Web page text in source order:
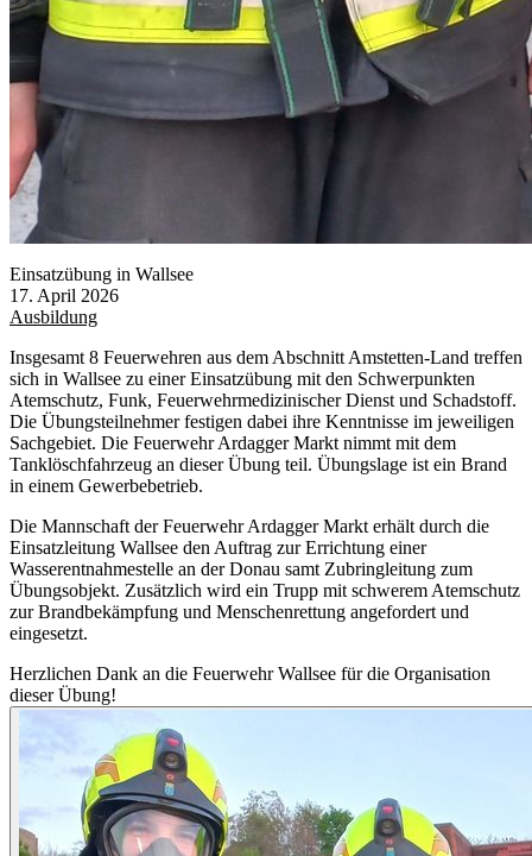
Einsatzübung in Wallsee
17. April 2026
Ausbildung
Insgesamt 8 Feuerwehren aus dem Abschnitt Amstetten-Land treffen
sich in Wallsee zu einer Einsatzübung mit den Schwerpunkten
Atemschutz, Funk, Feuerwehrmedizinischer Dienst und Schadstoff.
Die Übungsteilnehmer festigen dabei ihre Kenntnisse im jeweiligen
Sachgebiet. Die Feuerwehr Ardagger Markt nimmt mit dem
Tanklöschfahrzeug an dieser Übung teil. Übungslage ist ein Brand
in einem Gewerbebetrieb.
Die Mannschaft der Feuerwehr Ardagger Markt erhält durch die
Einsatzleitung Wallsee den Auftrag zur Errichtung einer
Wasserentnahmestelle an der Donau samt Zubringleitung zum
Übungsobjekt. Zusätzlich wird ein Trupp mit schwerem Atemschutz
zur Brandbekämpfung und Menschenrettung angefordert und
eingesetzt.
Herzlichen Dank an die Feuerwehr Wallsee für die Organisation
dieser Übung!